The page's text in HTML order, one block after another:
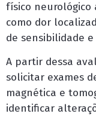
físico neurológico
como dor
de sensibilidade e
A partir dessa
solicitar exames
magnética e
identificar